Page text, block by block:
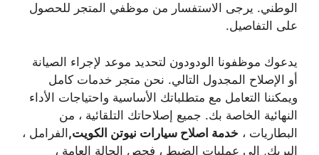
الوطني. يرجى الاستفسار من موظفي المتجر للحصول
على التفاصيل.
يدعوك موظفونا الودودون لتحديد موعد لإجراء الصيانة
أو الإصلاح المجدول التالي. نحن متجر خدمات كامل
ويمكننا التعامل مع متطلباتك الأساسية واحتياجات الأداء
النهائية الخاصة بك. جميع إصلاحاتك التلقائية ، من
البطاريات ، خدمة اصلاح سيارات نيوتن الكويت,الفرامل ،
البريك, إلى عمليات الضبط ، فحص الحالة العامة ،